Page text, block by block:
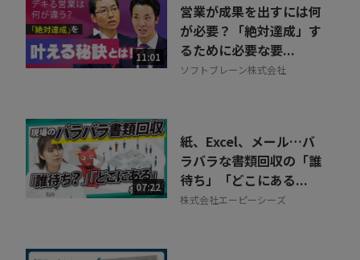
11:01
営業が成果を出すには何
が必要？「絶対達成」す
るために必要な要...
ソフトブレーン株式会社
07:22
紙、Excel、メール…バ
ラバラな書類回収の「誰
待ち」「どこにある...
株式会社エーピーシーズ